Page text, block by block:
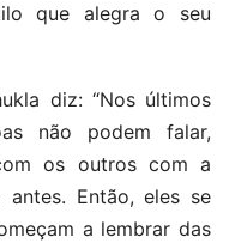
que alegra o seu
diz: “Nos últimos
não podem falar,
os outros com a
antes. Então, eles se
a lembrar das